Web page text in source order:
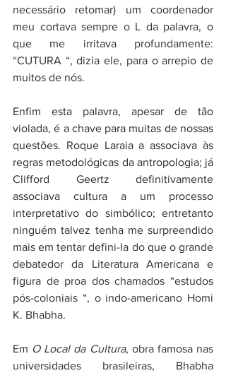
necessário retomar) um coordenador
meu cortava sempre o L da palavra, o
que me irritava profundamente:
“CUTURA “, dizia ele, para o arrepio de
muitos de nós.
Enfim esta palavra, apesar de tão
violada, é a chave para muitas de nossas
questões. Roque Laraia a associava às
regras metodológicas da antropologia; já
Clifford Geertz definitivamente
associava cultura a um processo
interpretativo do simbólico; entretanto
ninguém talvez tenha me surpreendido
mais em tentar defini-la do que o grande
debatedor da Literatura Americana e
figura de proa dos chamados “estudos
pós-coloniais “, o indo-americano Homi
K. Bhabha.
Em O Local da Cultura, obra famosa nas
universidades brasileiras, Bhabha